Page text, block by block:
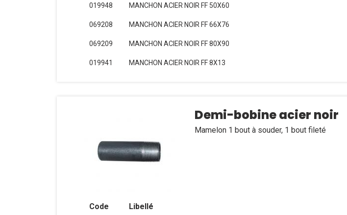
019948 MANCHON ACIER NOIR FF 50X60
069208 MANCHON ACIER NOIR FF 66X76
069209 MANCHON ACIER NOIR FF 80X90
019941 MANCHON ACIER NOIR FF 8X13
Demi-bobine acier noir
Mamelon 1 bout à souder, 1 bout fileté
Code Libellé